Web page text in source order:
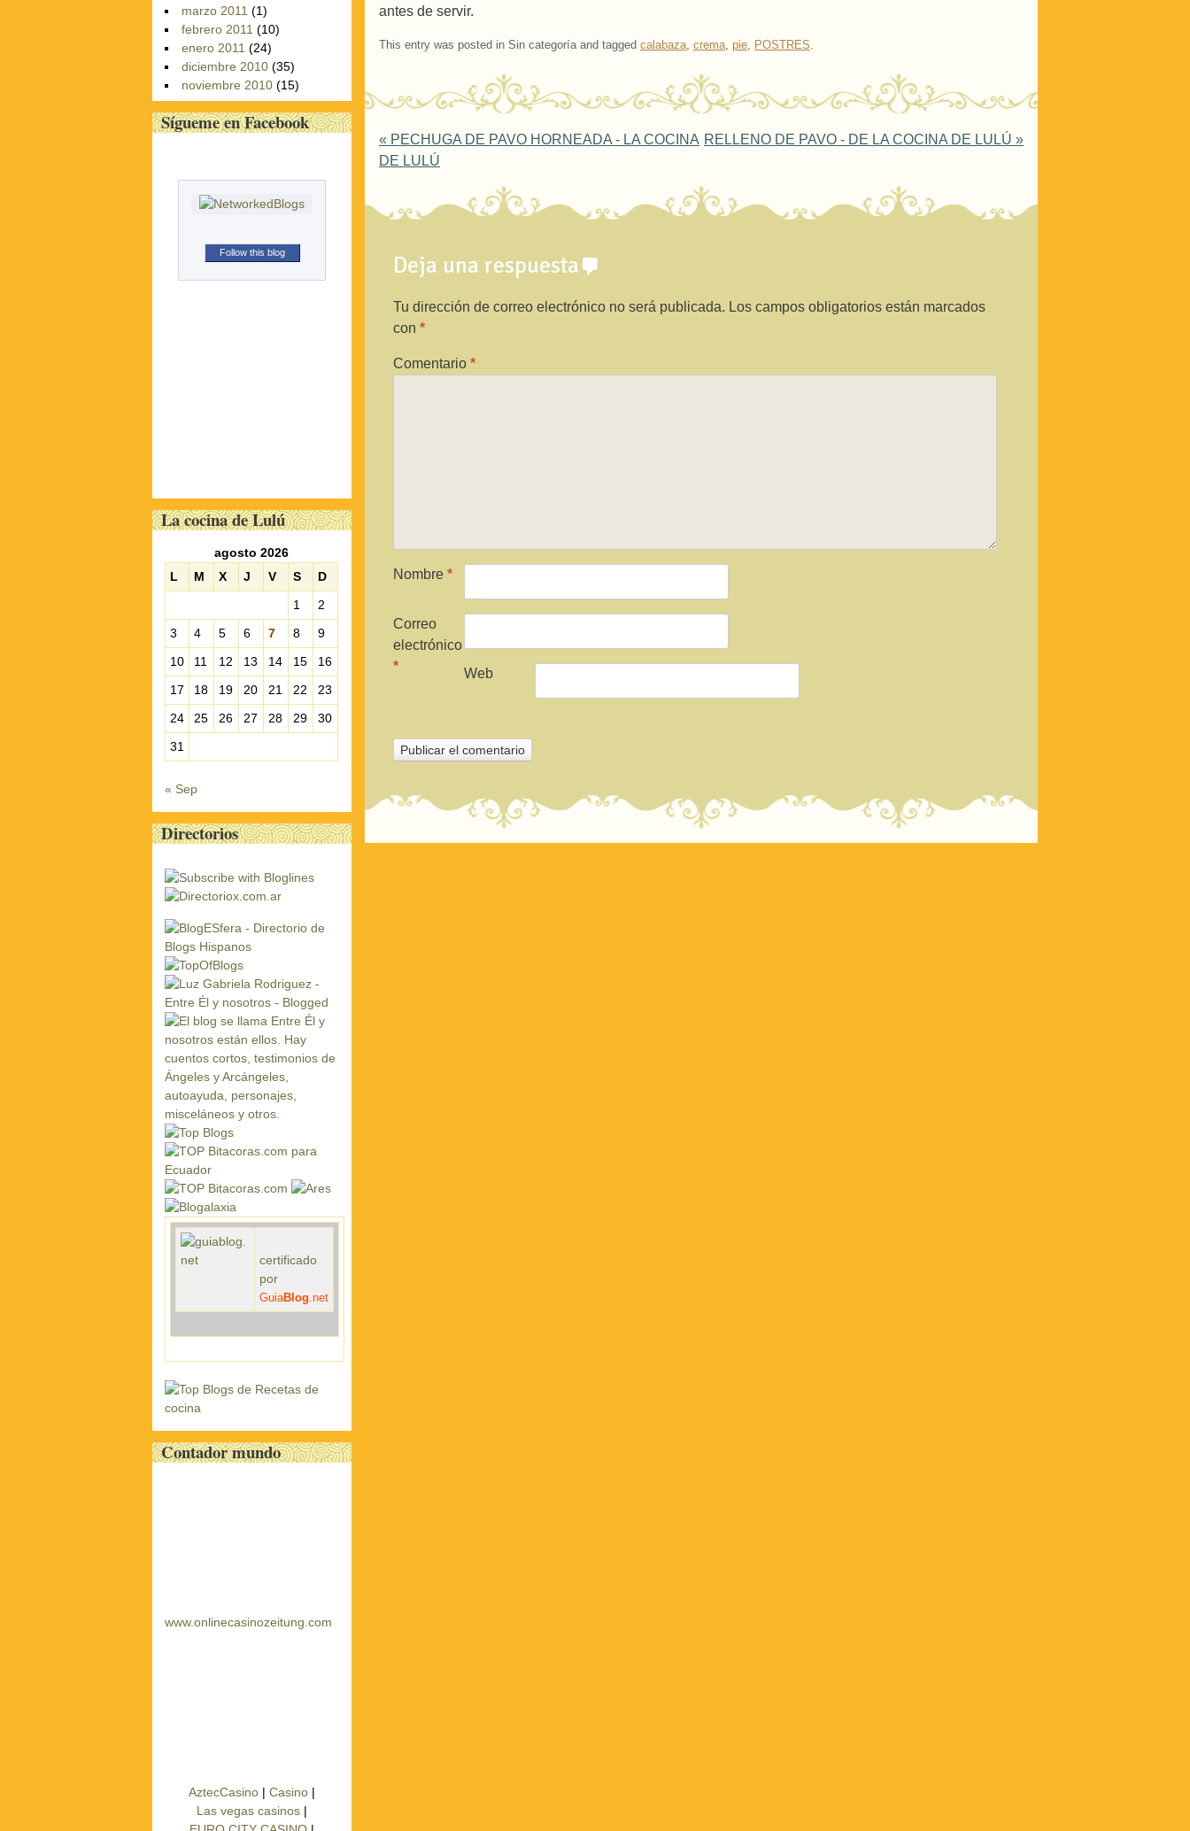
antes de servir.
This entry was posted in Sin categoría and tagged calabaza crema pie POSTRES
Post navigation
« PECHUGA DE PAVO HORNEADA - LA COCINA
DE LULÚ
RELLENO DE PAVO - DE LA COCINA DE LULÚ »
Deja una respuesta
Tu dirección de correo electrónico no será publicada. Los campos obligatorios están marcados
con *
Comentario *
Nombre *
Correo
electrónico
*
Web
marzo 2011 (1)
febrero 2011 (10)
enero 2011 (24)
diciembre 2010 (35)
noviembre 2010 (15)
Sígueme en Facebook
Follow this blog
La cocina de Lulú
agosto 2026
L
M X J V S
D
1
2
3
4 5 6 7 8
9
10
11 12 13 14 15
16
17
18 19 20 21 22
23
24
25 26 27 28 29
30
31
« Sep
Directorios
certificado
por
GuiaBlog .net
Contador mundo
www.onlinecasinozeitung.com
AztecCasino | Casino |
Las vegas casinos |